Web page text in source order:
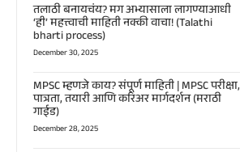
तलाठी बनायचंय? मग अभ्यासाला लागण्याआधी
‘ही’ महत्त्वाची माहिती नक्की वाचा! (Talathi
bharti process)
December 30, 2025
MPSC म्हणजे काय? संपूर्ण माहिती | MPSC परीक्षा,
पात्रता, तयारी आणि करिअर मार्गदर्शन (मराठी
गाईड)
December 28, 2025